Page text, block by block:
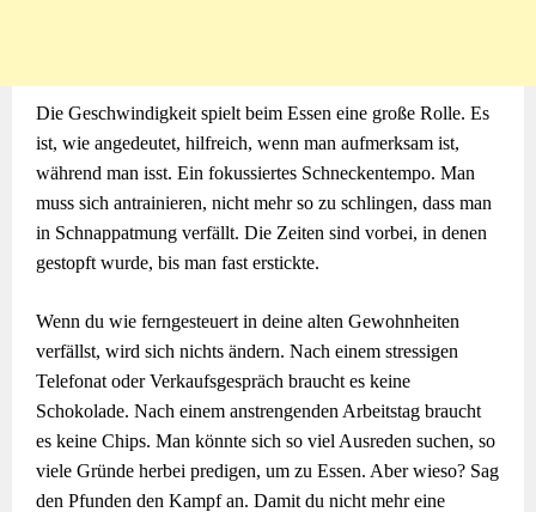
Die Geschwindigkeit spielt beim Essen eine große Rolle. Es
ist, wie angedeutet, hilfreich, wenn man aufmerksam ist,
während man isst. Ein fokussiertes Schneckentempo. Man
muss sich antrainieren, nicht mehr so zu schlingen, dass man
in Schnappatmung verfällt. Die Zeiten sind vorbei, in denen
gestopft wurde, bis man fast erstickte.
Wenn du wie ferngesteuert in deine alten Gewohnheiten
verfällst, wird sich nichts ändern. Nach einem stressigen
Telefonat oder Verkaufsgespräch braucht es keine
Schokolade. Nach einem anstrengenden Arbeitstag braucht
es keine Chips. Man könnte sich so viel Ausreden suchen, so
viele Gründe herbei predigen, um zu Essen. Aber wieso? Sag
den Pfunden den Kampf an. Damit du nicht mehr eine